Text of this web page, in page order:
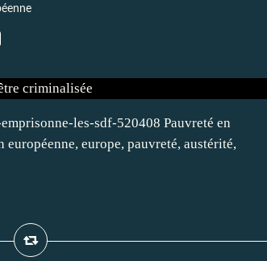
les-sdf-520408 Pauvreté en
europe, pauvreté, austérité,